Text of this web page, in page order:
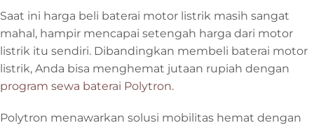
Saat ini harga beli baterai motor listrik masih sangat
mahal, hampir mencapai setengah harga dari motor
listrik itu sendiri. Dibandingkan membeli baterai motor
listrik, Anda bisa menghemat jutaan rupiah dengan
program sewa baterai Polytron.
Polytron menawarkan solusi mobilitas hemat dengan